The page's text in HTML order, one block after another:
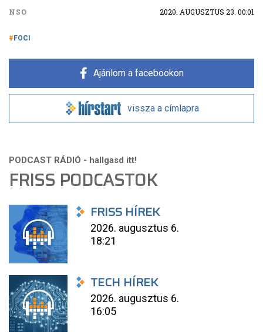
NSO 2020. AUGUSZTUS 23. 00:01
FOCI
Ajánlom a facebookon
vissza a címlapra
FRISS PODCASTOK
FRISS HÍREK
2026. augusztus 6.
18:21
TECH HÍREK
2026. augusztus 6.
16:05